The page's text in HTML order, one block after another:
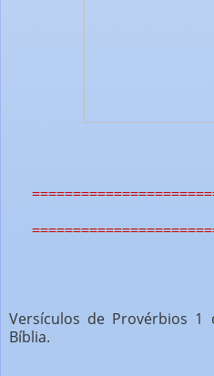
Versículos de Provérbios
Bíblia.